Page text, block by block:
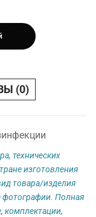
(0)
технических
изготовления
товара/изделия
фотографии. Полная
комплектации,